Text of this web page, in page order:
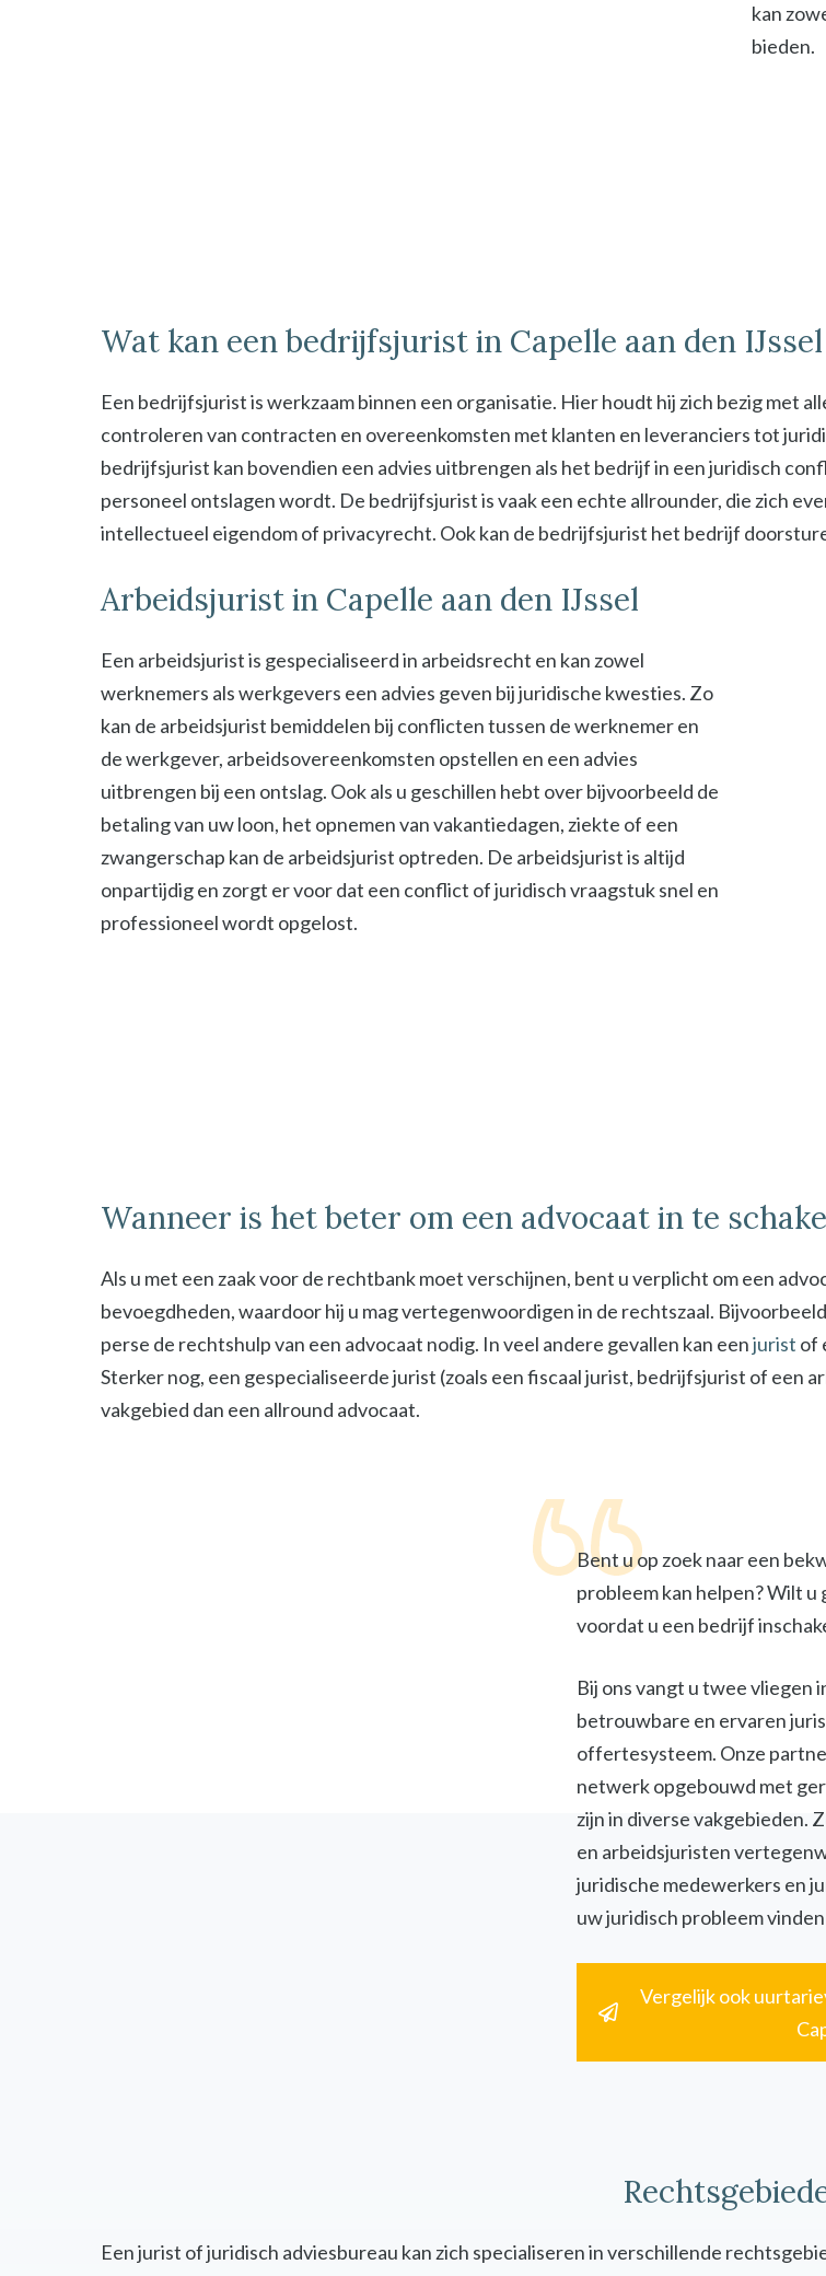
kan
bieden.
Wat kan een bedrijfsjurist in Capelle aan den
Een bedrijfsjurist is werkzaam binnen een organisatie. Hier houdt hij zich bezig met
controleren van contracten en overeenkomsten met klanten en leveranciers tot
bedrijfsjurist kan bovendien een advies uitbrengen als het bedrijf in een juridisch
personeel ontslagen wordt. De bedrijfsjurist is vaak een echte allrounder, die zich
intellectueel eigendom of privacyrecht. Ook kan de bedrijfsjurist het bedrijf
Arbeidsjurist in Capelle aan den IJssel
Een arbeidsjurist is gespecialiseerd in arbeidsrecht en kan zowel
werknemers als werkgevers een advies geven bij juridische kwesties. Zo
kan de arbeidsjurist bemiddelen bij conflicten tussen de werknemer en
de werkgever, arbeidsovereenkomsten opstellen en een advies
uitbrengen bij een ontslag. Ook als u geschillen hebt over bijvoorbeeld de
betaling van uw loon, het opnemen van vakantiedagen, ziekte of een
zwangerschap kan de arbeidsjurist optreden. De arbeidsjurist is altijd
onpartijdig en zorgt er voor dat een conflict of juridisch vraagstuk snel en
professioneel wordt opgelost.
Wanneer is het beter om een advocaat in te
Als u met een zaak voor de rechtbank moet verschijnen, bent u verplicht om een
bevoegdheden, waardoor hij u mag vertegenwoordigen in de rechtszaal.
perse de rechtshulp van een advocaat nodig. In veel andere gevallen kan eenjurist of
Sterker nog, een gespecialiseerde jurist (zoals een fiscaal jurist, bedrijfsjurist of een
vakgebied dan een allround advocaat.
Bent u op zoek naar een
probleem kan helpen? Wilt
voordat u een bedrijf
Bij ons vangt u twee vliegen
betrouwbare en ervaren
offertesysteem. Onze
netwerk opgebouwd met
zijn in diverse vakgebieden.
en arbeidsjuristen
juridische medewerkers en
uw juridisch probleem
Vergelijk ook
Een jurist of juridisch adviesbureau kan zich specialiseren in verschillende